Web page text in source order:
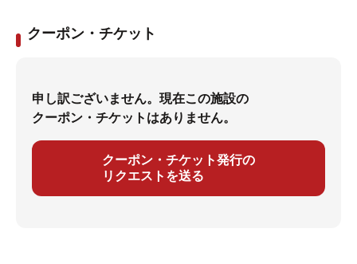
クーポン・チケット
申し訳ございません。現在この施設の
クーポン・チケットはありません。
クーポン・チケット発行の
リクエストを送る